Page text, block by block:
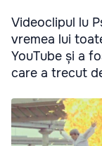
Videoclipul lu
vremea lui
YouTube și a
care a trecut